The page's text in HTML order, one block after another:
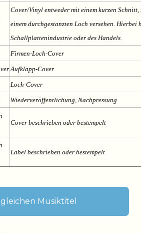
Cover/Vinyl entweder mit einem kurzen
einem durchgestanzten Loch versehen. Hierbei
Schallplattenindustrie oder des Handels.
Firmen-Loch-Cover
Aufklapp-Cover
Loch-Cover
Wiederveröffentlichung, Nachpressung
Cover beschrieben oder bestempelt
Label beschrieben oder bestempelt
Musiktitel